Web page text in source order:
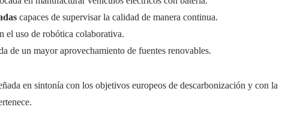
capaces de supervisar la calidad de manera continua.
el uso de robótica colaborativa.
de un mayor aprovechamiento de fuentes renovables.
en sintonía con los objetivos europeos de descarbonización y con la